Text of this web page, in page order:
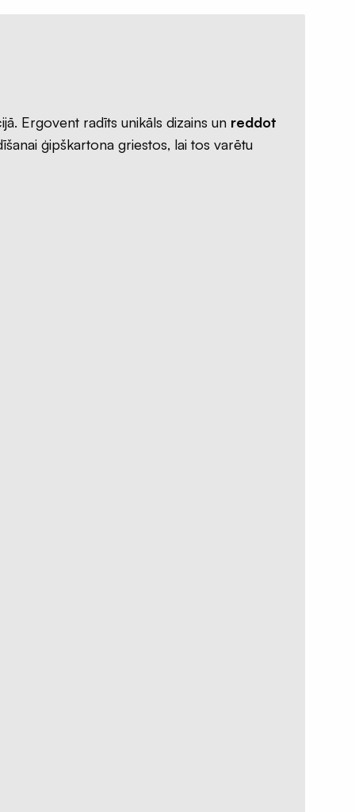
Ergovent radīts unikāls dizains un reddot
ģipškartona griestos, lai tos varētu